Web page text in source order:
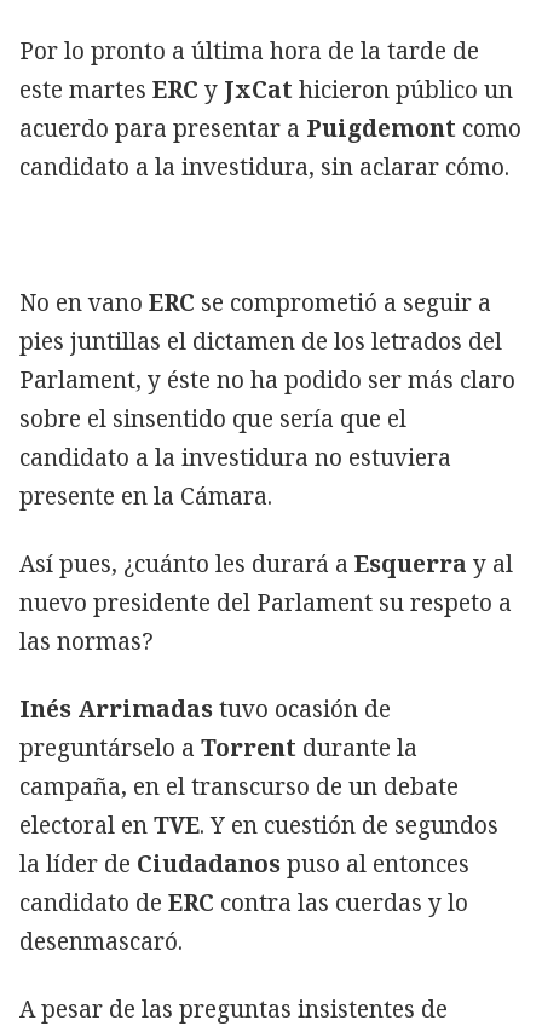
Por lo pronto a última hora de la tarde de
este martes ERC y JxCat hicieron público un
acuerdo para presentar a Puigdemont como
candidato a la investidura, sin aclarar cómo.
No en vano ERC se comprometió a seguir a
pies juntillas el dictamen de los letrados del
Parlament, y éste no ha podido ser más claro
sobre el sinsentido que sería que el
candidato a la investidura no estuviera
presente en la Cámara.
Así pues, ¿cuánto les durará a Esquerra y al
nuevo presidente del Parlament su respeto a
las normas?
Inés Arrimadastuvo ocasión de
preguntárselo a Torrent durante la
campaña, en el transcurso de un debate
electoral enTVE. Y en cuestión de segundos
la líder de Ciudadanospuso al entonces
candidato de ERC contra las cuerdas y lo
desenmascaró.
A pesar de las preguntas insistentes de